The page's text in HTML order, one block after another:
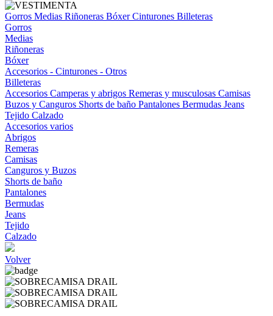
Gorros Medias Riñoneras BóxerCinturones Billeteras
Gorros
Medias
Riñoneras
Bóxer
Accesorios - Cinturones - Otros
Billeteras
Accesorios Camperas y abrigos Remeras y musculosas Camisas
Buzos y Canguros Shorts de baño Pantalones Bermudas Jeans
Tejido Calzado
Accesorios varios
Abrigos
Remeras
Camisas
Canguros y Buzos
Shorts de baño
Pantalones
Bermudas
Jeans
Tejido
Calzado
Volver